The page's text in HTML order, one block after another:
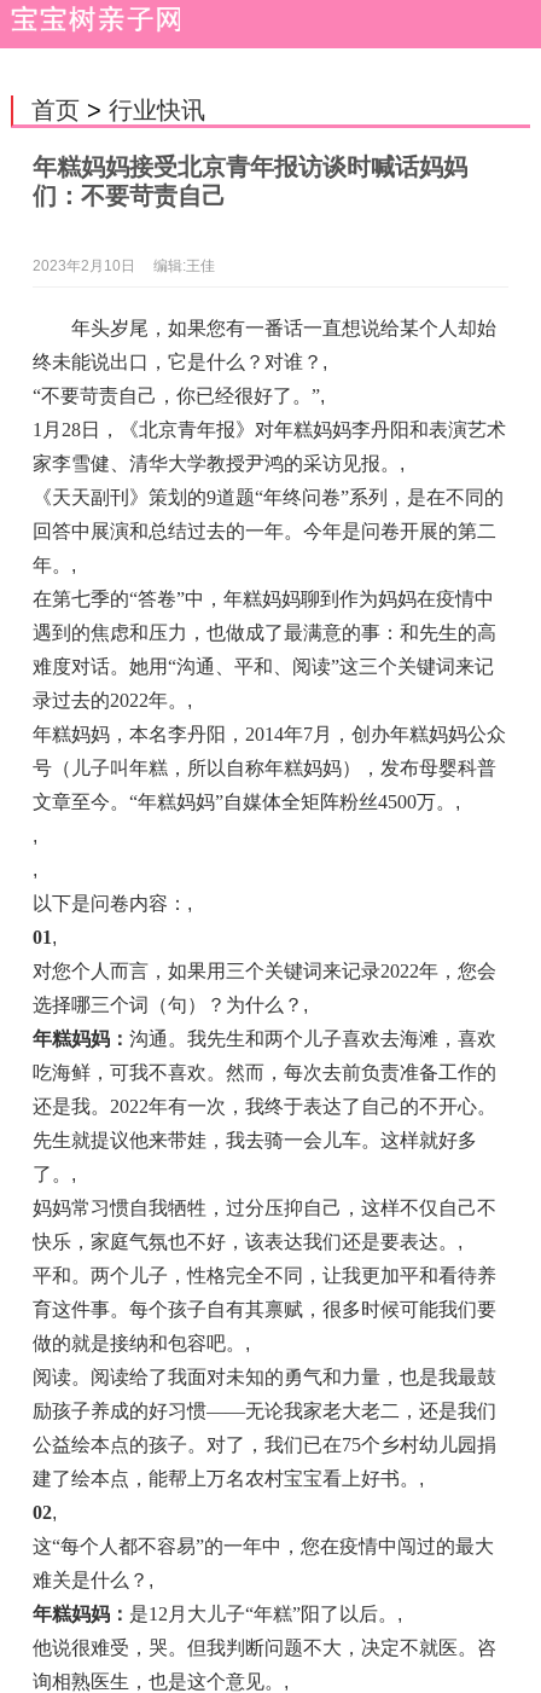
首页> 行业快讯
年糕妈妈接受北京青年报访谈时喊话妈妈
们：不要苛责自己
2023年2月10日 编辑:王佳
年头岁尾，如果您有一番话一直想说给某个人却始
终未能说出口，它是什么？对谁？ ,
“不要苛责自己，你已经很好了。”,
1月28日，《北京青年报》对年糕妈妈李丹阳和表演艺术
家李雪健、清华大学教授尹鸿的采访见报。 ,
《天天副刊》策划的9道题“年终问卷”系列，是在不同的
回答中展演和总结过去的一年。今年是问卷开展的第二
年。 ,
在第七季的“答卷”中，年糕妈妈聊到作为妈妈在疫情中
遇到的焦虑和压力，也做成了最满意的事：和先生的高
难度对话。她用“沟通、平和、阅读”这三个关键词来记
录过去的2022年。 ,
年糕妈妈，本名李丹阳，2014年7月，创办年糕妈妈公众
号（儿子叫年糕，所以自称年糕妈妈），发布母婴科普
文章至今。“年糕妈妈”自媒体全矩阵粉丝4500万。 ,
,
,
以下是问卷内容： ,
01,
对您个人而言，如果用三个关键词来记录2022年，您会
选择哪三个词（句）？为什么？ ,
年糕妈妈： 沟通。我先生和两个儿子喜欢去海滩，喜欢
吃海鲜，可我不喜欢。然而，每次去前负责准备工作的
还是我。2022年有一次，我终于表达了自己的不开心。
先生就提议他来带娃，我去骑一会儿车。这样就好多
了。 ,
妈妈常习惯自我牺牲，过分压抑自己，这样不仅自己不
快乐，家庭气氛也不好，该表达我们还是要表达。 ,
平和。两个儿子，性格完全不同，让我更加平和看待养
育这件事。每个孩子自有其禀赋，很多时候可能我们要
做的就是接纳和包容吧。 ,
阅读。阅读给了我面对未知的勇气和力量，也是我最鼓
励孩子养成的好习惯——无论我家老大老二，还是我们
公益绘本点的孩子。对了，我们已在75个乡村幼儿园捐
建了绘本点，能帮上万名农村宝宝看上好书。 ,
02,
这“每个人都不容易”的一年中，您在疫情中闯过的最大
难关是什么？ ,
年糕妈妈： 是12月大儿子“年糕”阳了以后。 ,
他说很难受，哭。但我判断问题不大，决定不就医。咨
询相熟医生，也是这个意见。 ,